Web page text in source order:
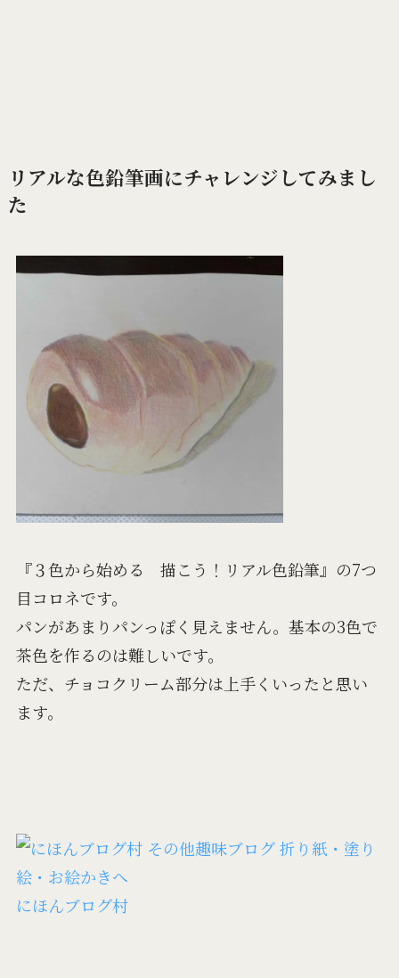
リアルな色鉛筆画にチャレンジしてみまし
た
『３色から始める 描こう！リアル色鉛筆』の7つ
目コロネです。
パンがあまりパンっぽく見えません。基本の3色で
茶色を作るのは難しいです。
ただ、チョコクリーム部分は上手くいったと思い
ます。
にほんブログ村